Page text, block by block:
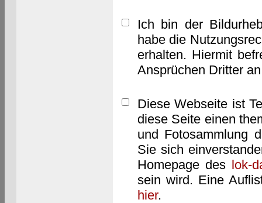
Ich bin der
habe die
erhalten. Hiermit
Ansprüchen Dritter
Diese Webseite ist
diese Seite einen
und Fotosammlung
Sie sich
Homepage des lok-
sein wird. Eine
hier.